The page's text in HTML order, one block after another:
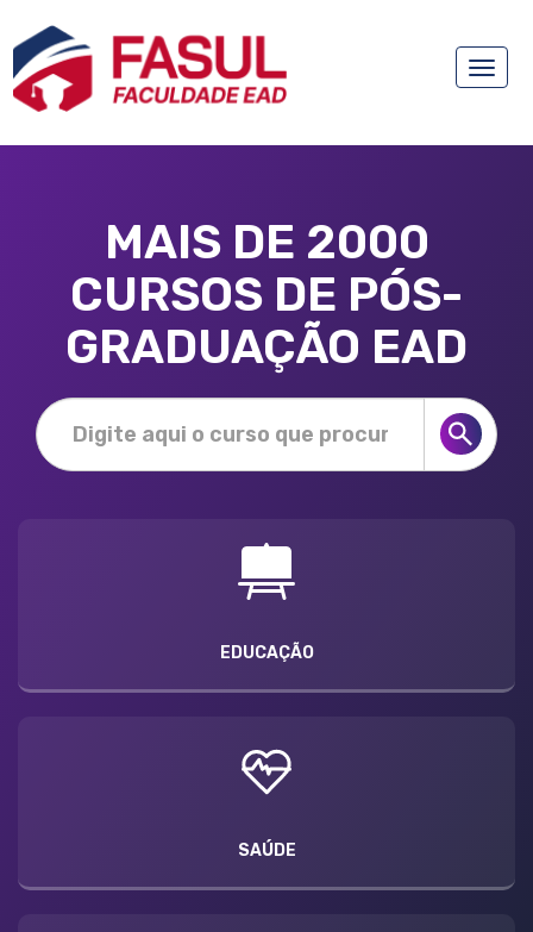
Toggle
MAIS DE 2000
CURSOS DE PÓS-
GRADUAÇÃO EAD
EDUCAÇÃO
SAÚDE